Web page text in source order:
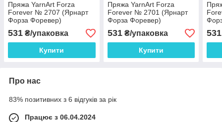
Пряжа YarnArt Forza
Forever № 2707 (Ярнарт
Форза Форевер)
531 ₴/упаковка
Купити
Пряжа YarnArt Forza
Forever № 2701 (Ярнарт
Форза Форевер)
531₴/упаковка
Купити
531
Про нас
83% позитивних з 6 відгуків за рік
Працює з 06.04.2024